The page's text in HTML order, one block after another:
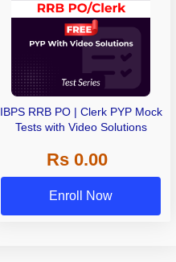
IBPS RRB PO | Clerk PYP Mock
Tests with Video Solutions
Rs 0.00
Enroll Now